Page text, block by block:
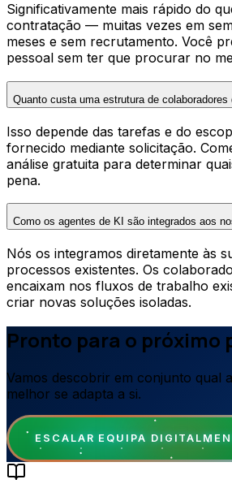
Significativamente mais rápido do
contratação — muitas vezes em
meses e sem recrutamento. Você
pessoal sem ter que procurar no
Quanto custa uma estrutura de colaboradores
Isso depende das tarefas e do
fornecido mediante solicitação.
análise gratuita para determinar
pena.
Como os agentes de KI são integrados aos
Nós os integramos diretamente às
processos existentes. Os
encaixam nos fluxos de trabalho
criar novas soluções isoladas.
Pronto para o próximo
Vamos descobrir em conjunto qual
melhor se adapta a si.
ESCALAR EQUIPA